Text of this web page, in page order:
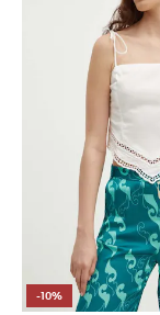
-10%